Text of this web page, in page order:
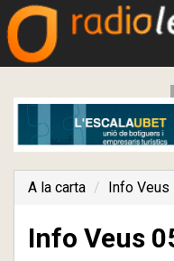
A la carta Info Veus
Info Veus